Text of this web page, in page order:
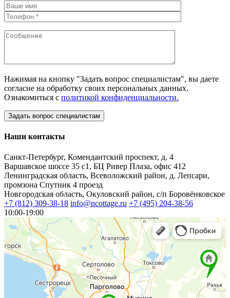
Нажимая на кнопку "Задать вопрос специалистам", вы даете
согласие на обработку своих персональных данных.
Ознакомиться с политикой конфиденциальности.
Наши контакты
Санкт-Петербург, Комендантский проспект, д. 4
Варшавское шоссе 35 с1, БЦ Ривер Плаза, офис 412
Ленинградская область, Всеволожский район, д. Лепсари,
промзона Спутник 4 проезд
Новгородская область, Окуловский район, с/п Боровёнковское
+7 (812) 309-38-18 info@ncottage.ru +7 (495) 204-38-56
10:00-19:00